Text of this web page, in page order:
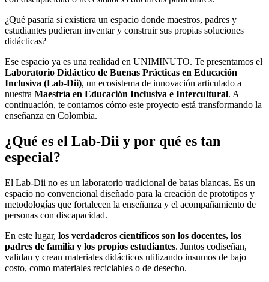
¿Qué pasaría si existiera un espacio donde maestros, padres y
estudiantes pudieran inventar y construir sus propias soluciones
didácticas?
Ese espacio ya es una realidad en UNIMINUTO. Te presentamos el
Laboratorio Didáctico de Buenas Prácticas en Educación
Inclusiva (Lab-Dii), un ecosistema de innovación articulado a
nuestra Maestría en Educación Inclusiva e Intercultural. A
continuación, te contamos cómo este proyecto está transformando la
enseñanza en Colombia.
¿Qué es el Lab-Dii y por qué es tan
especial?
El Lab-Dii no es un laboratorio tradicional de batas blancas. Es un
espacio no convencional diseñado para la creación de prototipos y
metodologías que fortalecen la enseñanza y el acompañamiento de
personas con discapacidad.
En este lugar, los verdaderos científicos son los docentes, los
padres de familia y los propios estudiantes. Juntos codiseñan,
validan y crean materiales didácticos utilizando insumos de bajo
costo, como materiales reciclables o de desecho.